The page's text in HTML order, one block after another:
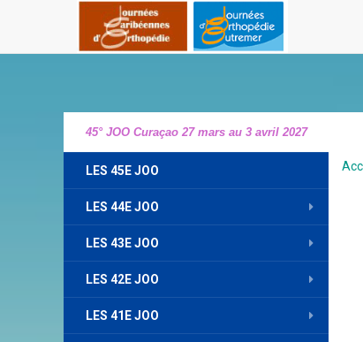
45° JOO Curaçao 27 mars au 3 avril 2027
LES 45E JOO
LES 44E JOO
LES 43E JOO
LES 42E JOO
LES 41E JOO